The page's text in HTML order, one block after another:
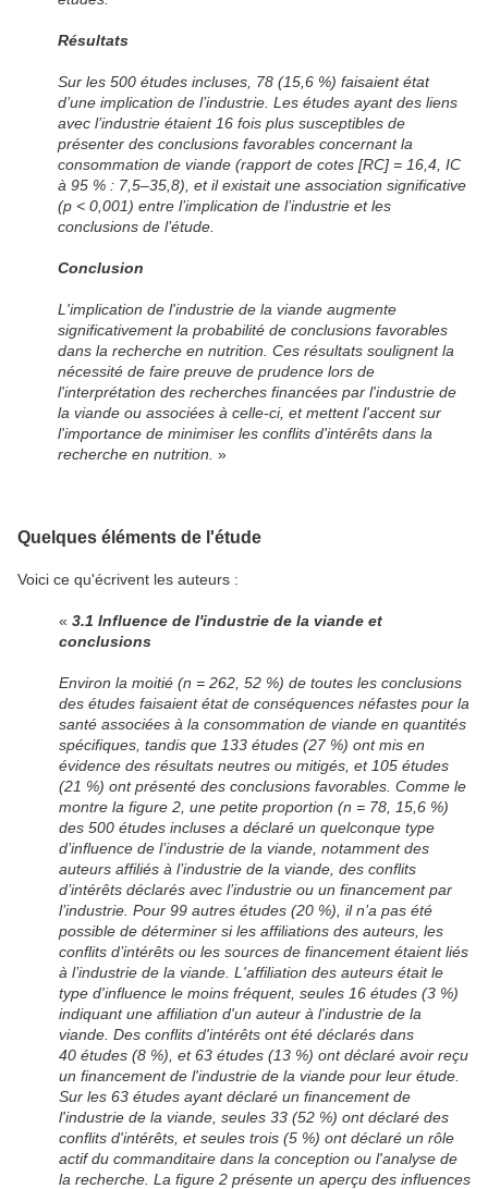
Résultats
Sur les 500 études incluses, 78 (15,6 %) faisaient état
d’une implication de l’industrie. Les études ayant des liens
avec l’industrie étaient 16 fois plus susceptibles de
présenter des conclusions favorables concernant la
consommation de viande (rapport de cotes [RC] = 16,4, IC
à 95 % : 7,5–35,8), et il existait une association significative
(p < 0,001) entre l’implication de l’industrie et les
conclusions de l’étude.
Conclusion
L'implication de l'industrie de la viande augmente
significativement la probabilité de conclusions favorables
dans la recherche en nutrition. Ces résultats soulignent la
nécessité de faire preuve de prudence lors de
l'interprétation des recherches financées par l'industrie de
la viande ou associées à celle-ci, et mettent l'accent sur
l'importance de minimiser les conflits d'intérêts dans la
recherche en nutrition.»
Quelques éléments de l'étude
Voici ce qu'écrivent les auteurs :
« 3.1 Influence de l'industrie de la viande et
conclusions
Environ la moitié (n = 262, 52 %) de toutes les conclusions
des études faisaient état de conséquences néfastes pour la
santé associées à la consommation de viande en quantités
spécifiques, tandis que 133 études (27 %) ont mis en
évidence des résultats neutres ou mitigés, et 105 études
(21 %) ont présenté des conclusions favorables. Comme le
montre la figure 2, une petite proportion (n = 78, 15,6 %)
des 500 études incluses a déclaré un quelconque type
d’influence de l’industrie de la viande, notamment des
auteurs affiliés à l’industrie de la viande, des conflits
d’intérêts déclarés avec l’industrie ou un financement par
l’industrie. Pour 99 autres études (20 %), il n’a pas été
possible de déterminer si les affiliations des auteurs, les
conflits d’intérêts ou les sources de financement étaient liés
à l’industrie de la viande. L'affiliation des auteurs était le
type d'influence le moins fréquent, seules 16 études (3 %)
indiquant une affiliation d'un auteur à l'industrie de la
viande. Des conflits d'intérêts ont été déclarés dans
40 études (8 %), et 63 études (13 %) ont déclaré avoir reçu
un financement de l'industrie de la viande pour leur étude.
Sur les 63 études ayant déclaré un financement de
l'industrie de la viande, seules 33 (52 %) ont déclaré des
conflits d'intérêts, et seules trois (5 %) ont déclaré un rôle
actif du commanditaire dans la conception ou l'analyse de
la recherche. La figure 2 présente un aperçu des influences